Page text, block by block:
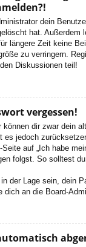
dein
hat. Außerdem
längere Zeit keine
zu verringern.
Diskussionen teil!
vergessen!
dir zwar dein
es jedoch
auf „Ich habe
folgst. So solltest
der Lage sein, dein
an die Board-